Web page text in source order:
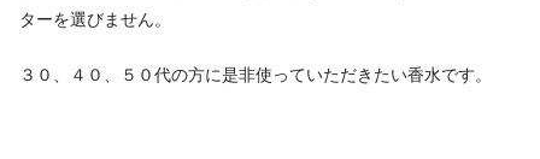
ターを選びません。
３０、４０、５０代の方に是非使っていただきたい香水です。